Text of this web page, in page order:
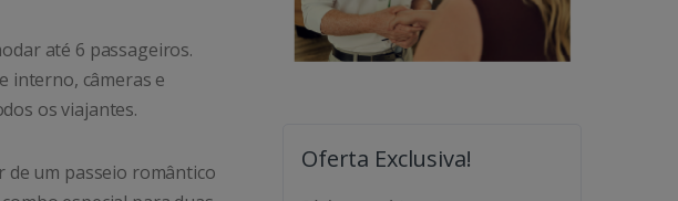
até 6 passageiros.
interno, câmeras e
os viajantes.
de um passeio romântico
Oferta Exclusiva!